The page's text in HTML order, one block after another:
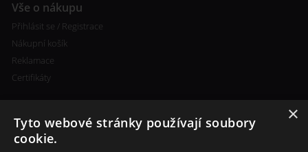
Vše o nákupu
Přihlásit se / Registrace
Nákupní košík
Reklamace
Certifikáty
×
Tyto webové stránky používají soubory
cookie.